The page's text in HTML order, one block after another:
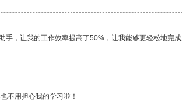
手，让我的工作效率提高了50%，让我能够更轻松地完成
不用担心我的学习啦！